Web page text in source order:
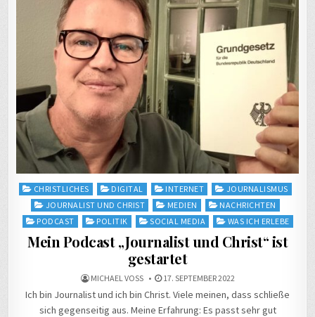
PostedCHRISTLICHES DIGITAL INTERNET
JOURNALISMUS
JOURNALIST UND CHRIST
MEDIEN
NACHRICHTEN
PODCAST
POLITIK SOCIAL MEDIA WAS ICH ERLEBE
Mein Podcast „Journalist und Christ“ ist
gestartet
MICHAEL VOSS 17. SEPTEMBER 2022
Ich bin Journalist und ich bin Christ. Viele meinen, dass schließe
sich gegenseitig aus. Meine Erfahrung: Es passt sehr gut